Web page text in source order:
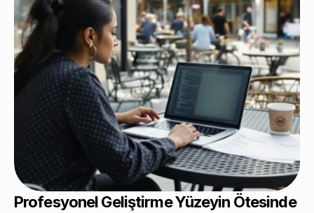
Profesyonel Geliştirme Yüzeyin Ötesinde